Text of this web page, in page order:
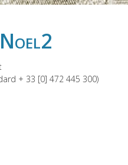
Noel2
+ 33 [0] 472 445 300)